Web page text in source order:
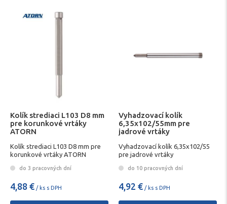
Kolík strediaci L103 D8 mm
pre korunkové vrtáky
ATORN
Kolík strediaci L103 D8 mm pre
korunkové vrtáky ATORN
do 3 pracovných dní
4,88 € / ks s DPH
Vyhadzovací kolík
6,35x102/55mm pre
jadrové vrtáky
Vyhadzovací kolík 6,35x102/55
pre jadrové vrtáky
do 10 pracovných dní
4,92 € / ks s DPH